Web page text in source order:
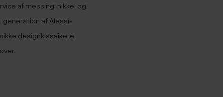
af messing, nikkel og
generation af Alessi-
designklassikere,